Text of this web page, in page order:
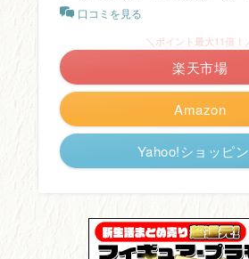
口コミを見る
Amazon
＼ポイント最大11倍！
楽天市場
Yahoo!ショッピ